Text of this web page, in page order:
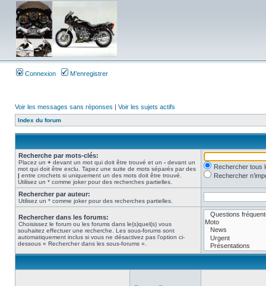
Connexion M’enregistrer
Voir les messages sans réponses | Voir les sujets actifs
Index du forum
Recherche par mots-clés:
Placez un + devant un mot qui doit être trouvé et un - devant un
mot qui doit être exclu. Tapez une suite de mots séparés par des
| entre crochets si uniquement un des mots doit être trouvé.
Utilisez un * comme joker pour des recherches partielles.
Rechercher tous
Rechercher
Rechercher par auteur:
Utilisez un * comme joker pour des recherches partielles.
Rechercher dans les forums:
Choisissez le forum ou les forums dans le(s)quel(s) vous
souhaitez effectuer une recherche. Les sous-forums sont
automatiquement inclus si vous ne désactivez pas l’option ci-
dessous « Rechercher dans les sous-forums ».